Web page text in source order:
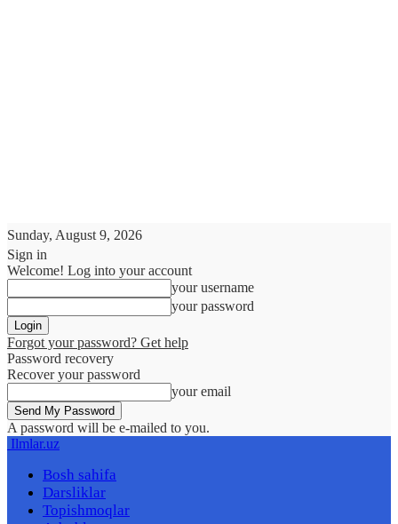
Sunday, August 9, 2026
Sign in
Welcome! Log into your account
your username
your password
Forgot your password? Get help
Password recovery
Recover your password
your email
A password will be e-mailed to you.
Ilmlar.uz
Bosh sahifa
Darsliklar
Topishmoqlar